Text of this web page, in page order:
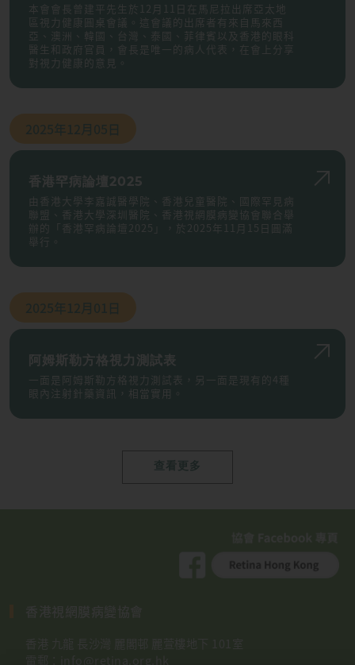
本會會長曾建平先生於12月11日在馬尼拉出席亞太地
區視力健康圓桌會議。這會議的出席者有來自馬來西
亞、澳洲、韓國、台灣、泰國、菲律賓以及香港的眼科
醫生和政府官員，會長是唯一的病人代表，在會上分享
對視力健康的意見。
2025年12月05日
香港罕病論壇2025
由香港大學李嘉誠醫學院、香港兒童醫院、國際罕見病
聯盟、香港大學深圳醫院、香港視網膜病變協會聯合舉
辦的「香港罕病論壇2025」，於2025年11月15日圓滿
舉行。
2025年12月01日
阿姆斯勒方格視力測試表
一面是阿姆斯勒方格視力測試表，另一面是現有的4種
眼內注射針藥資訊，相當實用。
查看更多